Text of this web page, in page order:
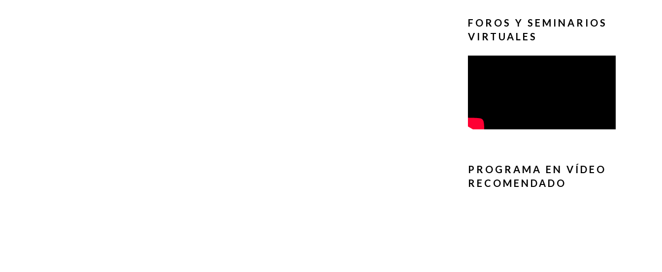
FOROS Y SEMINARIOS
VIRTUALES
PROGRAMA EN VÍDEO
RECOMENDADO